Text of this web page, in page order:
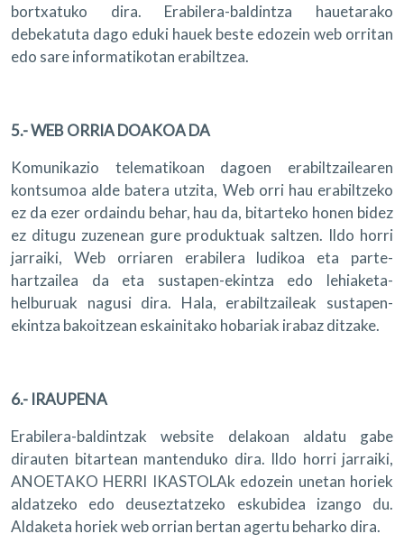
bortxatuko dira. Erabilera-baldintza hauetarako
debekatuta dago eduki hauek beste edozein web orritan
edo sare informatikotan erabiltzea.
5.- WEB ORRIA DOAKOA DA
Komunikazio telematikoan dagoen erabiltzailearen
kontsumoa alde batera utzita, Web orri hau erabiltzeko
ez da ezer ordaindu behar, hau da, bitarteko honen bidez
ez ditugu zuzenean gure produktuak saltzen. Ildo horri
jarraiki, Web orriaren erabilera ludikoa eta parte-
hartzailea da eta sustapen-ekintza edo lehiaketa-
helburuak nagusi dira. Hala, erabiltzaileak sustapen-
ekintza bakoitzean eskainitako hobariak irabaz ditzake.
6.- IRAUPENA
Erabilera-baldintzak website delakoan aldatu gabe
dirauten bitartean mantenduko dira. Ildo horri jarraiki,
ANOETAKO HERRI IKASTOLAk edozein unetan horiek
aldatzeko edo deuseztatzeko eskubidea izango du.
Aldaketa horiek web orrian bertan agertu beharko dira.